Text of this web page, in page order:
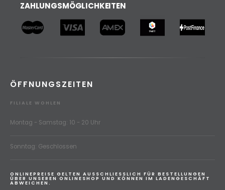
ZAHLUNGSMÖGLICHKEITEN
ÖFFNUNGSZEITEN
FILIALE WOHLEN
Montag - Samstag: 10 - 20 Uhr
Sonntag: Geschlossen
ONLINEPREISE GELTEN AUSSCHLIESSLICH FÜR BESTELLUNGEN
ÜBER UNSEREN ONLINESHOP UND KÖNNEN IM LADENGESCHÄFT
ABWEICHEN.